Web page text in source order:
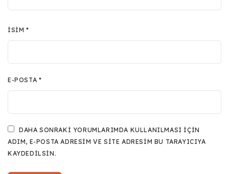
İSIM*
E-POSTA *
DAHA SONRAKI YORUMLARIMDA KULLANILMASI IÇIN
ADIM, E-POSTA ADRESIM VE SITE ADRESIM BU TARAYICIYA
KAYDEDILSIN.